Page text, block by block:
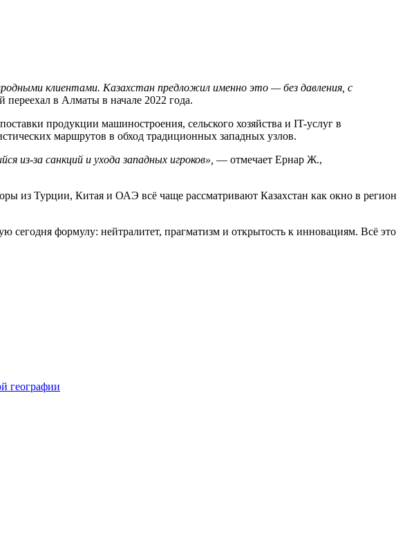
клиентами. Казахстан предложил именно это — без давления, с
переехал в Алматы в начале 2022 года.
продукции машиностроения, сельского хозяйства и IT-услуг в
маршрутов в обход традиционных западных узлов.
из-за санкций и ухода западных игроков», — отмечает Ернар Ж.,
из Турции, Китая и ОАЭ всё чаще рассматривают Казахстан как окно в регион
сегодня формулу: нейтралитет, прагматизм и открытость к инновациям. Всё это
географии